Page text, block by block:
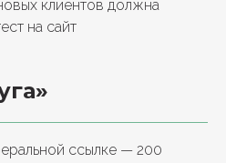
клиентов должна
на сайт
ссылке — 200